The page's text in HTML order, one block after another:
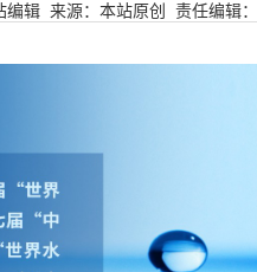
编辑 来源：本站原创 责任编辑